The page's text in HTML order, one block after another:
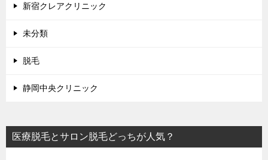
新宿クレアクリニック
未分類
脱毛
静岡中央クリニック
医療脱毛とサロン脱毛どっちが人気？